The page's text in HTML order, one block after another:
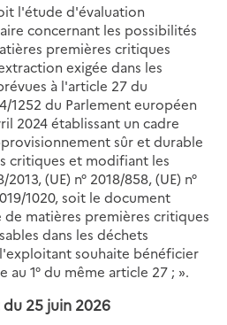
l'étude d'évaluation
concernant les possibilités
premières critiques
exigée dans les
à l'article 27 du
1252 du Parlement européen
2024 établissant un cadre
sûr et durable
critiques et modifiant les
(UE) n° 2018/858, (UE) n°
1020, soit le document
matières premières critiques
dans les déchets
souhaite bénéficier
1° du même article 27 ; ».
25 juin 2026